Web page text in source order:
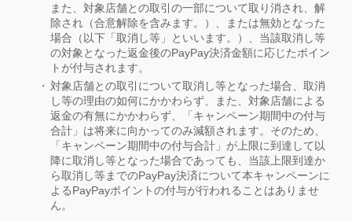
また、対象店舗との取引の一部について取り消され、解
除され（合意解除を含みます。）、または無効となった
場合（以下「取消し等」といいます。）、当該取消し等
の対象となった返金後のPayPay決済金額に応じたポイン
トが付与されます。
対象店舗との取引について取消し等となった場合、取消
し等の理由の如何にかかわらず、また、対象店舗による
返金の有無にかかわらず、「キャンペーン期間中の付与
合計」は将来に向かってのみ減額されます。そのため、
「キャンペーン期間中の付与合計」が上限に到達して以
降に取消し等となった場合であっても、当該上限到達か
ら取消し等までのPayPay決済について本キャンペーンに
よるPayPayポイントの付与が行われることはありませ
ん。